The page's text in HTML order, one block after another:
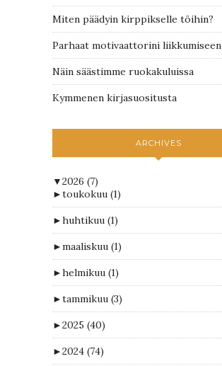
Miten päädyin kirppikselle töihin?
Parhaat motivaattorini liikkumiseen
Näin säästimme ruokakuluissa
Kymmenen kirjasuositusta
ARCHIVES
▼2026 (7)
►toukokuu (1)
►huhtikuu (1)
►maaliskuu (1)
►helmikuu (1)
►tammikuu (3)
►2025 (40)
►2024 (74)